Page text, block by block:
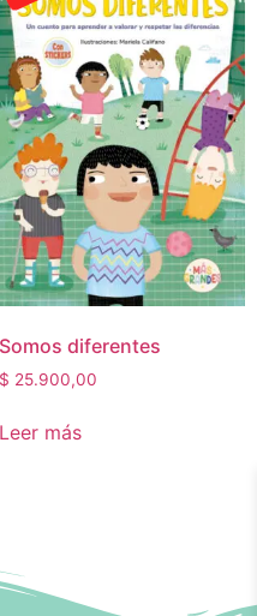
Somos diferentes
$ 25.900,00
Leer más